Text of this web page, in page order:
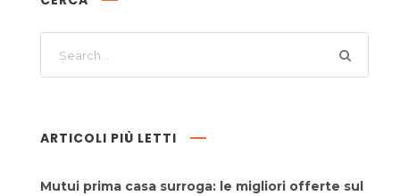
ARTICOLI PIÙ LETTI
Mutui prima casa surroga: le migliori offerte sul